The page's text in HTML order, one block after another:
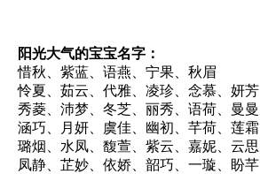
阳光大气的宝宝名字：
惜秋、紫蓝、语燕、宁果、秋眉
怜夏、茹云、代雅、凌珍、念慕、妍芳
秀菱、沛梦、冬芝、丽秀、语荷、曼曼
涵巧、月妍、虞佳、幽初、芊荷、莲霜
璐烟、水凤、馥萱、紫云、嘉妮、云思
凤静、芷妙、依娇、韶巧、一璇、盼芊